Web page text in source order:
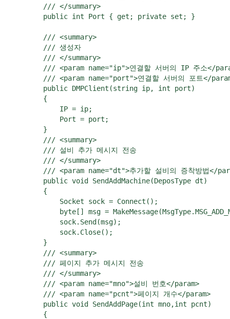
        /// </summary>
        public int Port { get; private set; }
        /// <summary>
        /// 생성자
        /// </summary>
/// <param name="ip">연결할 서버의 IP 주소</
/// <param name="port">연결할 서버의 포트</
        public DMPClient(string ip, int port)
        {
            IP = ip;
            Port = port;
        }
        /// <summary>
        /// 설비 추가 메시지 전송
        /// </summary>
/// <param name="dt">추가할 설비의 증착방법</
        public void SendAddMachine(DeposType dt)
        {
            Socket sock = Connect();
byte[] msg =
            sock.Send(msg);
            sock.Close();
        }
        /// <summary>
        /// 페이지 추가 메시지 전송
        /// </summary>
        /// <param name="mno">설비 번호</param>
        /// <param name="pcnt">페이지 개수</param>
        public void SendAddPage(int mno,int pcnt)
        {